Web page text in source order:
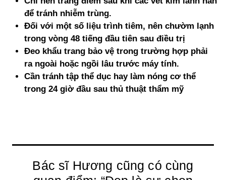
để tránh nhiễm trùng.
Đối với một số liệu trình tiêm, nên chườm lạnh
trong vòng 48 tiếng đầu tiên sau điều trị
Đeo khẩu trang bảo vệ trong trường hợp phải
ra ngoài hoặc ngồi lâu trước máy tính.
Cần tránh tập thể dục hay làm nóng cơ thể
trong 24 giờ đầu sau thủ thuật thẩm mỹ
Bác sĩ Hương cũng có cùng